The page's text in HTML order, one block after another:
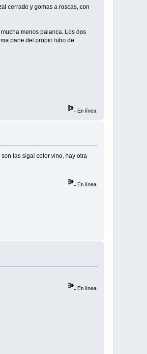
cerrado y gomas a roscas, con
menos palanca. Los dos
parte del propio tubo de
En línea
las sigal color vino, hay otra
En línea
En línea